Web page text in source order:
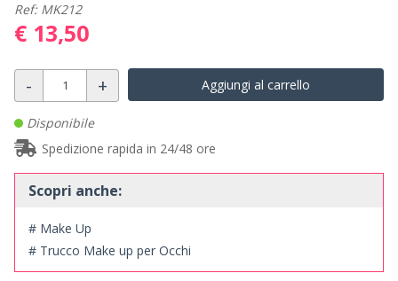
Ref: MK212
€ 13,50
- + Aggiungi al carrello
Disponibile
Spedizione rapida in 24/48 ore
Scopri anche:
# Make Up
# Trucco Make up per Occhi